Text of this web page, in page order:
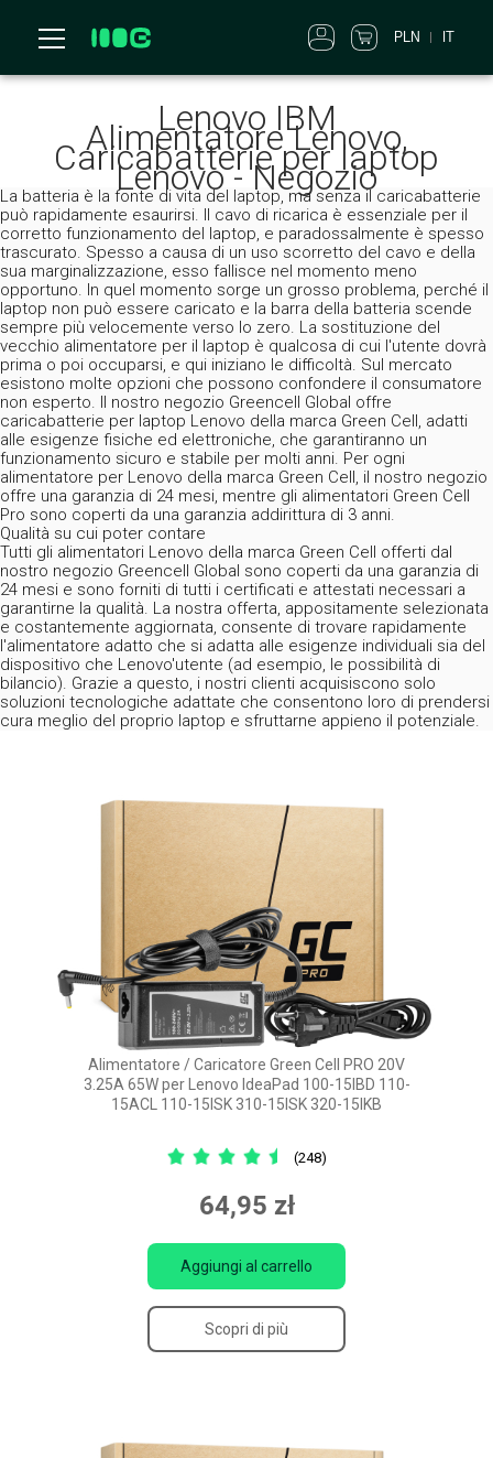
PLN IT
Lenovo IBM
Alimentatore Lenovo,
Caricabatterie per laptop
Lenovo - Negozio
La batteria è la fonte di vita del laptop, ma senza il caricabatterie
può rapidamente esaurirsi. Il cavo di ricarica è essenziale per il
corretto funzionamento del laptop, e paradossalmente è spesso
trascurato. Spesso a causa di un uso scorretto del cavo e della
sua marginalizzazione, esso fallisce nel momento meno
opportuno. In quel momento sorge un grosso problema, perché il
laptop non può essere caricato e la barra della batteria scende
sempre più velocemente verso lo zero. La sostituzione del
vecchio alimentatore per il laptop è qualcosa di cui l'utente dovrà
prima o poi occuparsi, e qui iniziano le difficoltà. Sul mercato
esistono molte opzioni che possono confondere il consumatore
non esperto. Il nostro negozio Greencell Global offre
caricabatterie per laptop Lenovo della marca Green Cell, adatti
alle esigenze fisiche ed elettroniche, che garantiranno un
funzionamento sicuro e stabile per molti anni. Per ogni
alimentatore per Lenovo della marca Green Cell, il nostro negozio
offre una garanzia di 24 mesi, mentre gli alimentatori Green Cell
Pro sono coperti da una garanzia addirittura di 3 anni.
Qualità su cui poter contare
Tutti gli alimentatori Lenovo della marca Green Cell offerti dal
nostro negozio Greencell Global sono coperti da una garanzia di
24 mesi e sono forniti di tutti i certificati e attestati necessari a
garantirne la qualità. La nostra offerta, appositamente selezionata
e costantemente aggiornata, consente di trovare rapidamente
l'alimentatore adatto che si adatta alle esigenze individuali sia del
dispositivo che Lenovo'utente (ad esempio, le possibilità di
bilancio). Grazie a questo, i nostri clienti acquisiscono solo
soluzioni tecnologiche adattate che consentono loro di prendersi
cura meglio del proprio laptop e sfruttarne appieno il potenziale.
Alimentatore / Caricatore Green Cell PRO 20V
3.25A 65W per Lenovo IdeaPad 100-15IBD 110-
15ACL 110-15ISK 310-15ISK 320-15IKB
(248)
64,95 zł
Aggiungi al carrello
Scopri di più